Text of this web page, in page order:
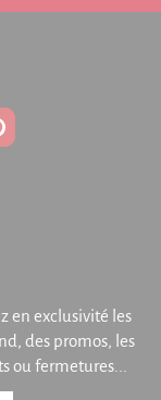
en exclusivité les
des promos, les
ou fermetures...